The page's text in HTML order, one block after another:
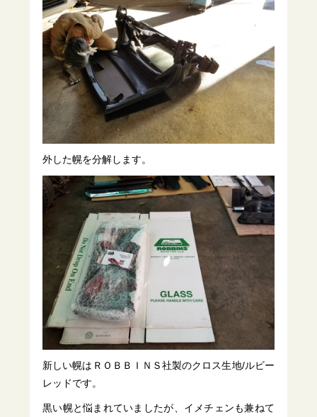
外した幌を分解します。
新しい幌はＲＯＢＢＩＮＳ社製のクロス生地/ルビー
レッドです。
黒い幌と悩まれていましたが、イメチェンも兼ねて